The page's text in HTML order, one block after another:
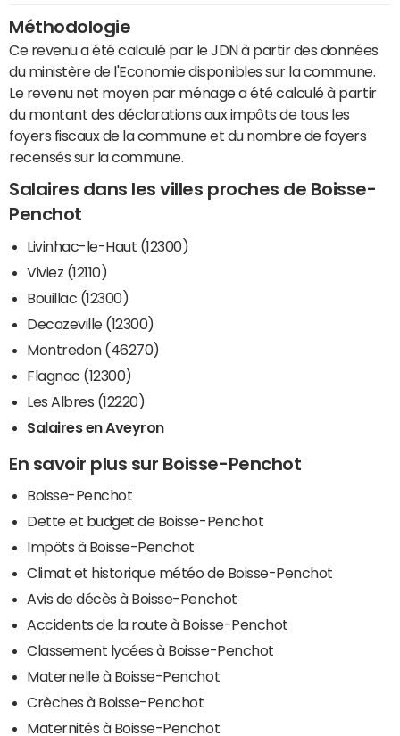
Méthodologie
Ce revenu a été calculé par le JDN à partir des données
du ministère de l'Economie disponibles sur la commune.
Le revenu net moyen par ménage a été calculé à partir
du montant des déclarations aux impôts de tous les
foyers fiscaux de la commune et du nombre de foyers
recensés sur la commune.
Salaires dans les villes proches de Boisse-
Penchot
Livinhac-le-Haut (12300)
Viviez (12110)
Bouillac (12300)
Decazeville (12300)
Montredon (46270)
Flagnac (12300)
Les Albres (12220)
Salaires en Aveyron
En savoir plus sur Boisse-Penchot
Boisse-Penchot
Dette et budget de Boisse-Penchot
Impôts à Boisse-Penchot
Climat et historique météo de Boisse-Penchot
Avis de décès à Boisse-Penchot
Accidents de la route à Boisse-Penchot
Classement lycées à Boisse-Penchot
Maternelle à Boisse-Penchot
Crèches à Boisse-Penchot
Maternités à Boisse-Penchot